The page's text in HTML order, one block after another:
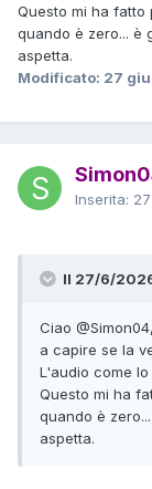
Questo mi ha fatto
quando è zero... è
aspetta.
Modificato: 27
Inserita:
Il 27/6/
Ciao @Simon04
a capire se la
L'audio come lo
Questo mi ha
quando è
aspetta.